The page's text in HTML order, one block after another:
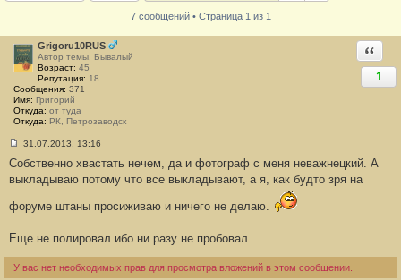
7 сообщений • Страница 1 из 1
Grigoru10RUS
Автор темы, Бывалый
Возраст: 45
Репутация: 18
Сообщения: 371
Имя: Григорий
Откуда: от туда
Откуда: РК, Петрозаводск
1
о
б
е
е
1
31.07.2013, 13:16
Собственно хвастать нечем, да и фотограф с меня неважнецкий. А
выкладываю потому что все выкладывают, а я, как будто зря на
форуме штаны просиживаю и ничего не делаю.
Еще не полировал ибо ни разу не пробовал.
У вас нет необходимых прав для просмотра вложений в этом сообщении.